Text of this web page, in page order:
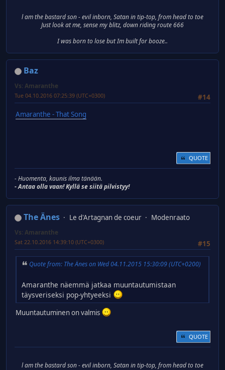
l am the bastard son - evil inborn, Satan in tip-top, from head to toe
Just look at me, sense my blitz, down riding route 666
I was born to lose but Im built for booze..
Baz
Vs: Amaranthe
#14
Tue 04.10.2016 07:25:39 (UTC+0300)
Amaranthe - That Song
QUOTE
- Huomenta, kaunis ilma tänään.
- Antaa olla vaan! Kyllä se siitä pilvistyy!
The Änes Le d'Artagnan de coeur Modenraato
Vs: Amaranthe
#15
Sat 22.10.2016 14:39:10 (UTC+0300)
Quote from: The Änes on Wed 04.11.2015 15:30:09 (UTC+0200)
Amaranthe näemmä jatkaa muuntautumistaan
täysveriseksi pop-yhtyeeksi
Muuntautuminen on valmis
QUOTE
l am the bastard son - evil inborn, Satan in tip-top, from head to toe